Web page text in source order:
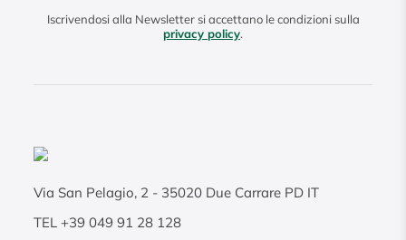
Iscrivendosi alla Newsletter si accettano le condizioni sulla
privacy policy.
Via San Pelagio, 2 - 35020 Due Carrare PD IT
TEL+39 049 91 28 128